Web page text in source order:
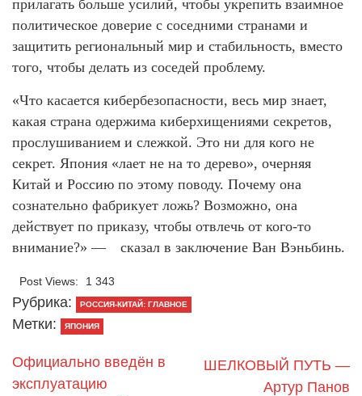
прилагать больше усилий, чтобы укрепить взаимное
политическое доверие с соседними странами и
защитить региональный мир и стабильность, вместо
того, чтобы делать из соседей проблему.
«Что касается кибербезопасности, весь мир знает,
какая страна одержима киберхищениями секретов,
прослушиванием и слежкой. Это ни для кого не
секрет. Япония «лает не на то дерево», очерняя
Китай и Россию по этому поводу. Почему она
сознательно фабрикует ложь? Возможно, она
действует по приказу, чтобы отвлечь от кого-то
внимание?» — сказал в заключение Ван Вэньбинь.
Post Views: 1 343
Рубрика: РОССИЯ-КИТАЙ: ГЛАВНОЕ
Метки: ЯПОНИЯ
Официально введён в
эксплуатацию
ШЕЛКОВЫЙ ПУТЬ —
Артур Панов